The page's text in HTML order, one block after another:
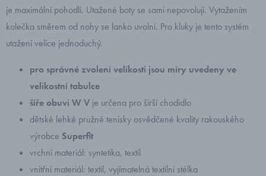
je maximální pohodlí. Utažené boty se sami nepovolují. Vytažením
kolečka směrem od nohy se lanko uvolní. Pro kluky je tento systém
utažení velice jednoduchý.
pro správné zvolení velikosti jsou míry uvedeny ve
velikostní tabulce
šíře obuvi W V je určena pro širší chodidlo
dětské lehké pružné tenisky osvědčené kvality rakouského
výrobce Superfit
vrchní materiál: syntetika, textil
vnitřní materiál: textil, vyjímatelná textilní stélka